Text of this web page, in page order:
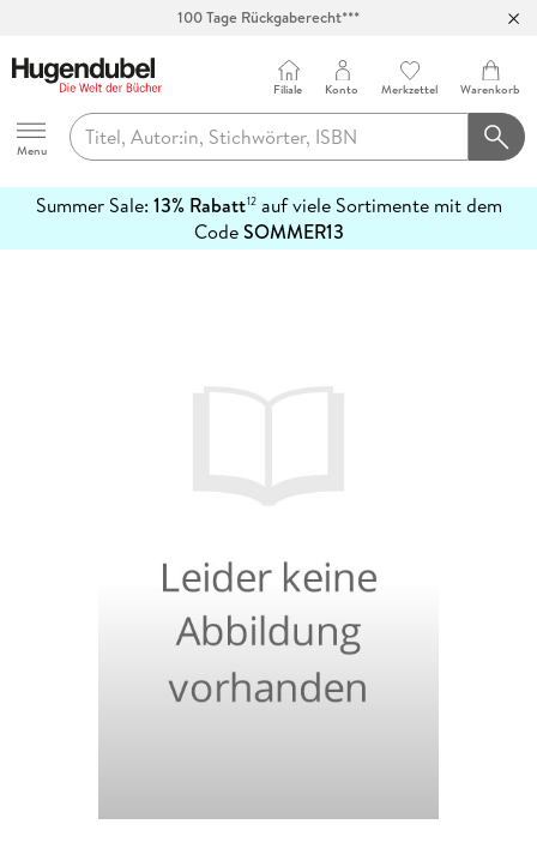
100 Tage Rückgaberecht***
Hugendubel
Menu
Filiale Konto Merkzettel Warenkorb
Summer Sale: 13% Rabatt12auf viele Sortimente mit dem
CodeSOMMER13
erfahren